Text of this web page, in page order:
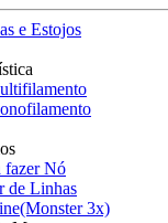
e Estojos
fazer Nó
de Linhas
3x)